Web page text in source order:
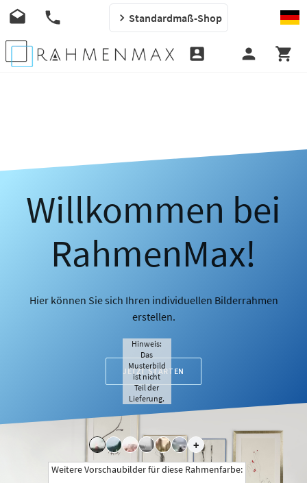
Standardmaß-Shop
Willkommen bei
RahmenMax!
Hier können Sie sich Ihren individuellen Bilderrahmen
erstellen.
JETZT STARTEN
+
Hinweis:
Das
Musterbild
ist nicht
Teil der
Lieferung.
Weitere Vorschaubilder für diese Rahmenfarbe: